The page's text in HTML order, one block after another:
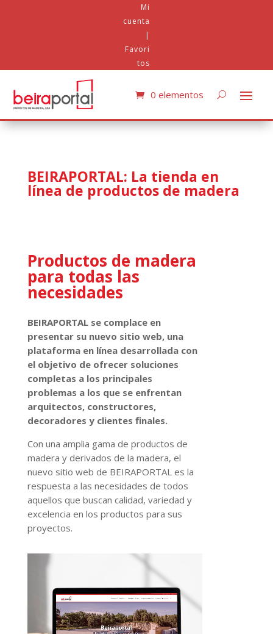
Mi
cuenta
|
Favori
tos
0 elementos
BEIRAPORTAL: La tienda en
línea de productos de madera
Productos de madera
para todas las
necesidades
BEIRAPORTAL se complace en
presentar su nuevo sitio web, una
plataforma en línea desarrollada con
el objetivo de ofrecer soluciones
completas a los principales
problemas a los que se enfrentan
arquitectos, constructores,
decoradores y clientes finales.
Con una amplia gama de productos de
madera y derivados de la madera, el
nuevo sitio web de BEIRAPORTAL es la
respuesta a las necesidades de todos
aquellos que buscan calidad, variedad y
excelencia en los productos para sus
proyectos.